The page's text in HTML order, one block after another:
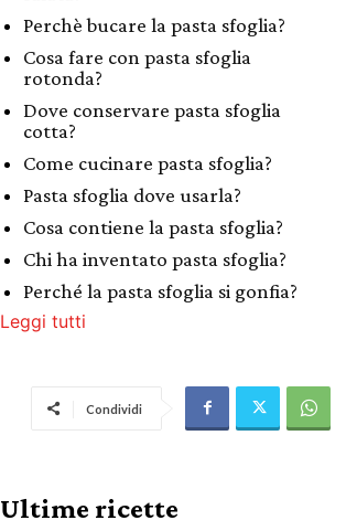
Perchè bucare la pasta sfoglia?
Cosa fare con pasta sfoglia
rotonda?
Dove conservare pasta sfoglia
cotta?
Come cucinare pasta sfoglia?
Pasta sfoglia dove usarla?
Cosa contiene la pasta sfoglia?
Chi ha inventato pasta sfoglia?
Perché la pasta sfoglia si gonfia?
Leggi tutti
Condividi
Ultime ricette